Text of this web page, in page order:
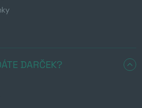
DARČEK?